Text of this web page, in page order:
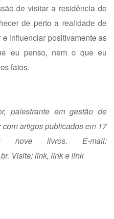
de visitar a residência de
de perto a realidade de
influenciar positivamente as
eu penso, nem o que eu
fatos.
palestrante em gestão de
artigos publicados em 17
livros. E-mail:
. Visite:link, linkelink